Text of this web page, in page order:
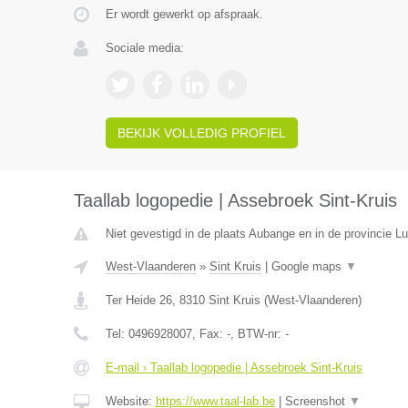
Er wordt gewerkt op afspraak.
Sociale media:
BEKIJK VOLLEDIG PROFIEL
Taallab logopedie | Assebroek Sint-Kruis
Niet gevestigd in de plaats Aubange en in de provincie
West-Vlaanderen» Sint Kruis Google maps ▼
Ter Heide 26, 8310 Sint Kruis (West-Vlaanderen)
Tel: 0496928007, Fax: -, BTW-nr: -
E-mail › Taallab logopedie | Assebroek Sint-Kruis
Website: https://www.taal-lab.be| Screenshot ▼